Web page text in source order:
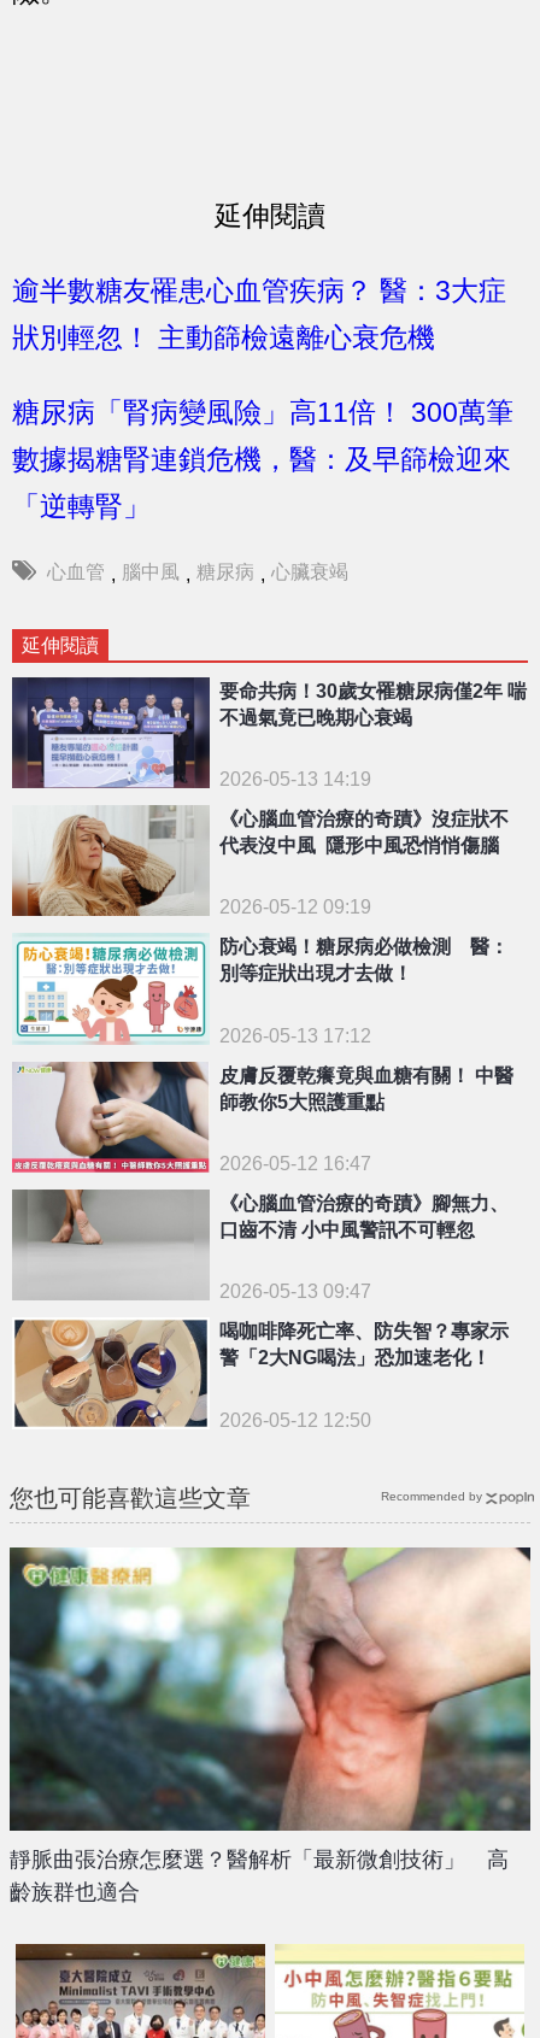
延伸閱讀
逾半數糖友罹患心血管疾病？ 醫：3大症
狀別輕忽！ 主動篩檢遠離心衰危機
糖尿病「腎病變風險」高11倍！ 300萬筆
數據揭糖腎連鎖危機，醫：及早篩檢迎來
「逆轉腎」
心血管 , 腦中風 , 糖尿病 , 心臟衰竭
延伸閱讀
要命共病！30歲女罹糖尿病僅2年 喘
不過氣竟已晚期心衰竭
2026-05-13 14:19
《心腦血管治療的奇蹟》沒症狀不
代表沒中風 隱形中風恐悄悄傷腦
2026-05-12 09:19
防心衰竭！糖尿病必做檢測 醫：
別等症狀出現才去做！
2026-05-13 17:12
皮膚反覆乾癢竟與血糖有關！ 中醫
師教你5大照護重點
2026-05-12 16:47
《心腦血管治療的奇蹟》腳無力、
口齒不清 小中風警訊不可輕忽
2026-05-13 09:47
喝咖啡降死亡率、防失智？專家示
警「2大NG喝法」恐加速老化！
2026-05-12 12:50
您也可能喜歡這些文章
靜脈曲張治療怎麼選？醫解析「最新微創技術」 高
齡族群也適合
Recommended by